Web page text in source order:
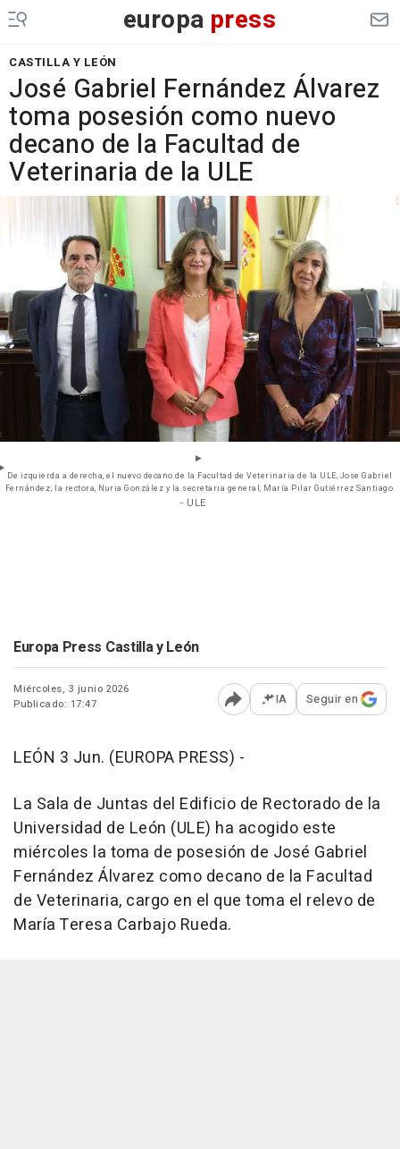
europa press
CASTILLA Y LEÓN
José Gabriel Fernández Álvarez
toma posesión como nuevo
decano de la Facultad de
Veterinaria de la ULE
De izquierda a derecha, el nuevo decano de la Facultad de Veterinaria de la ULE, Jose Gabriel
Fernández; la rectora, Nuria González y la secretaria general, María Pilar Gutiérrez Santiago.
- ULE
Europa Press Castilla y León
Miércoles, 3 junio 2026
Publicado: 17:47
Abrir opciones para
IA Seguir en
LEÓN 3 Jun. (EUROPA PRESS) -
La Sala de Juntas del Edificio de Rectorado de la
Universidad de León (ULE) ha acogido este
miércoles la toma de posesión de José Gabriel
Fernández Álvarez como decano de la Facultad
de Veterinaria, cargo en el que toma el relevo de
María Teresa Carbajo Rueda.